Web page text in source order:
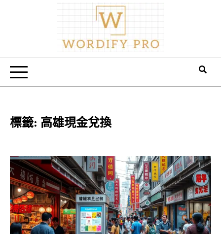
Wordify Pro
標籤: 高雄現金兌換